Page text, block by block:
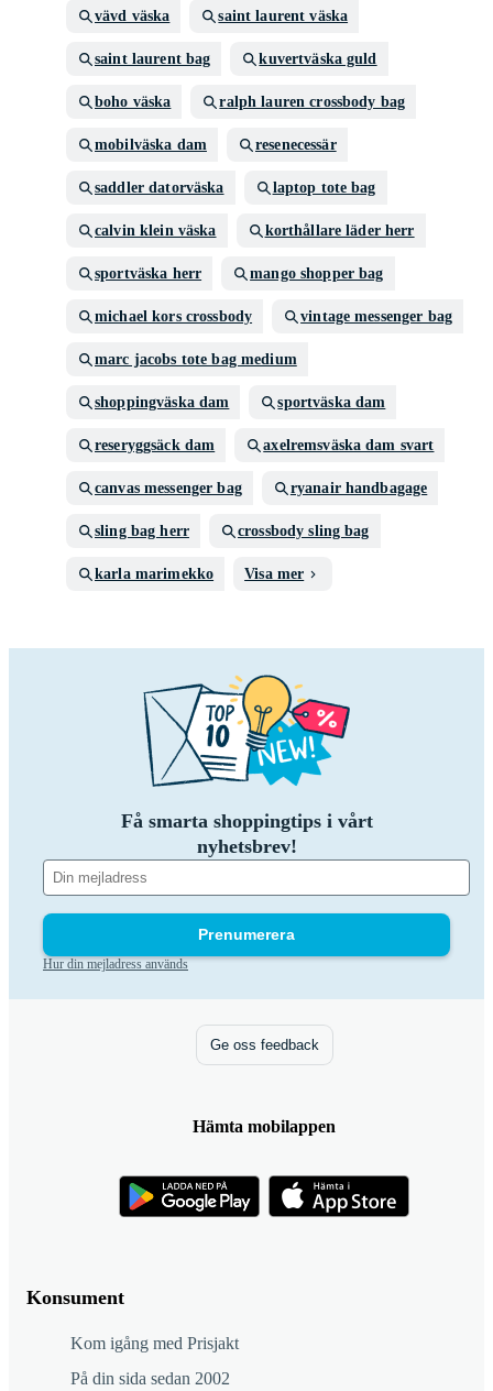
vävd väska saint laurent väska
saint laurent bag kuvertväska guld
boho väska ralph lauren crossbody bag
mobilväska dam resenecessär
saddler datorväska laptop tote bag
calvin klein väska korthållare läder herr
sportväska herr mango shopper bag
michael kors crossbody vintage messenger bag
marc jacobs tote bag medium
shoppingväska dam sportväska dam
reseryggsäck dam axelremsväska dam svart
canvas messenger bag ryanair handbagage
sling bag herr crossbody sling bag
karla marimekko Visa mer
Få smarta shoppingtips i vårt
nyhetsbrev!
Prenumerera
Hur din mejladress används
Konsument
Kom igång med Prisjakt
På din sida sedan 2002
Ge oss feedback
Hämta mobilappen